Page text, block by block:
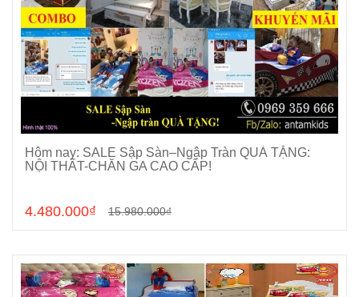
Cho vào giỏ hàng
Hôm nay: SALE Sập Sàn–Ngập Tràn QUÀ TẶNG:
NỘI THẤT-CHĂN GA CAO CẤP!
4.480.000₫ 15.980.000₫